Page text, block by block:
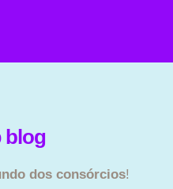
blog
dos consórcios!